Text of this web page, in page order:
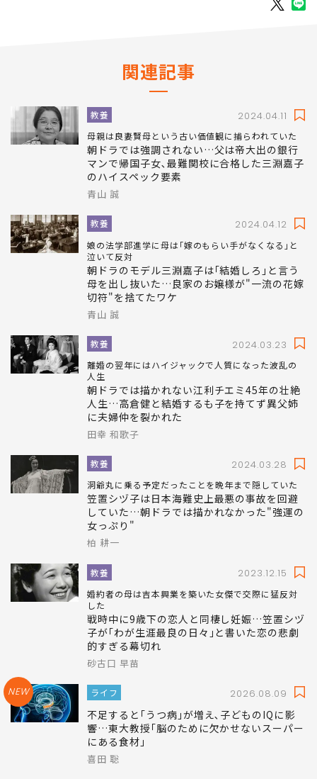
関連記事
教養 2024.04.11
母親は良妻賢母という古い価値観に捕らわれていた
朝ドラでは強調されない…父は帝大出の銀行
マンで帰国子女､最難関校に合格した三淵嘉子
のハイスペック要素
青山 誠
教養 2024.04.12
娘の法学部進学に母は｢嫁のもらい手がなくなる｣と
泣いて反対
朝ドラのモデル三淵嘉子は｢結婚しろ｣と言う
母を出し抜いた…良家のお嬢様が"一流の花嫁
切符"を捨てたワケ
青山 誠
教養 2024.03.23
離婚の翌年にはハイジャックで人質になった波乱の
人生
朝ドラでは描かれない江利チエミ45年の壮絶
人生…高倉健と結婚するも子を持てず異父姉
に夫婦仲を裂かれた
田幸 和歌子
教養 2024.03.28
洞爺丸に乗る予定だったことを晩年まで隠していた
笠置シヅ子は日本海難史上最悪の事故を回避
していた…朝ドラでは描かれなかった"強運の
女っぷり"
柏 耕一
教養 2023.12.15
婚約者の母は吉本興業を築いた女傑で交際に猛反対
した
戦時中に9歳下の恋人と同棲し妊娠…笠置シヅ
子が｢わが生涯最良の日々｣と書いた恋の悲劇
的すぎる幕切れ
砂古口 早苗
NEW ライフ 2026.08.09
不足すると｢うつ病｣が増え､子どものIQに影
響…東大教授｢脳のために欠かせないスーパー
にある食材｣
喜田 聡